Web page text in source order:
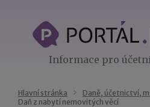
Informace pro
Hlavní stránka Daně, účetnictví,
Daň z nabytí nemovitých věcí